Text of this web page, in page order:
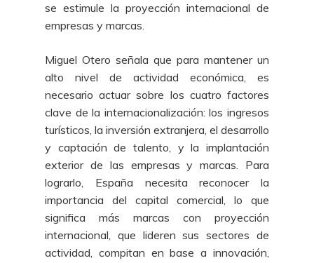
se estimule la proyección internacional de
empresas y marcas.
Miguel Otero señala que para mantener un
alto nivel de actividad económica, es
necesario actuar sobre los cuatro factores
clave de la internacionalización: los ingresos
turísticos, la inversión extranjera, el desarrollo
y captación de talento, y la implantación
exterior de las empresas y marcas. Para
lograrlo, España necesita reconocer la
importancia del capital comercial, lo que
significa más marcas con proyección
internacional, que lideren sus sectores de
actividad, compitan en base a innovación,